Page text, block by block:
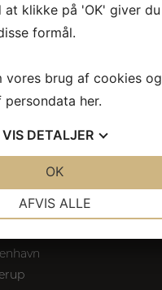
st. tv.
at klikke på 'OK' giver du
formål.
vores brug af cookies og
persondata her.
VIS DETALJER
AFVIS ALLE
OK